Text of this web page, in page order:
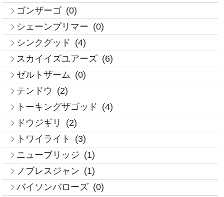
ゴンザーゴ (0)
シェーンプリマー (0)
シンクグッド (4)
スカイイズユアーズ (6)
ゼルトザーム (0)
テンドウ (2)
トーキングザゴッド (4)
ドウジギリ
(2)
トワイライト
(3)
ニューブリッジ (1)
ノブレスジャン (1)
バイソンバローズ (0)